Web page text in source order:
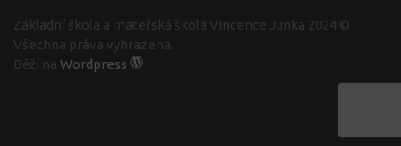
Základní škola a mateřská škola Vincence Junka 2024 ©
Všechna práva vyhrazena.
Běží na Wordpress